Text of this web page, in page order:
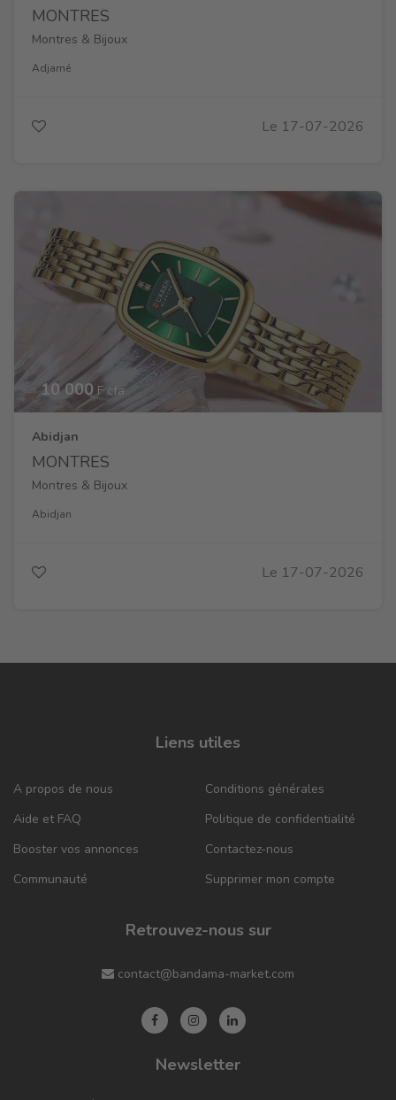
MONTRES
Montres & Bijoux
Adjamé
Le 17-07-2026
10 000 F cfa
Abidjan
MONTRES
Montres & Bijoux
Abidjan
Le 17-07-2026
Liens utiles
A propos de nous
Aide et FAQ
Booster vos annonces
Communauté
Conditions générales
Politique de confidentialité
Contactez-nous
Supprimer mon compte
Retrouvez-nous sur
contact@bandama-market.com
Newsletter